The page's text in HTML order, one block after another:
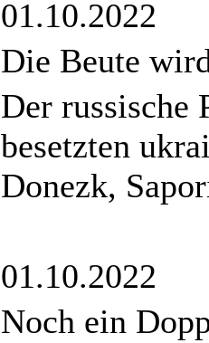
01.10.2022
Die Beute
Der russische
besetzten
Donezk,
01.10.2022
Noch ein